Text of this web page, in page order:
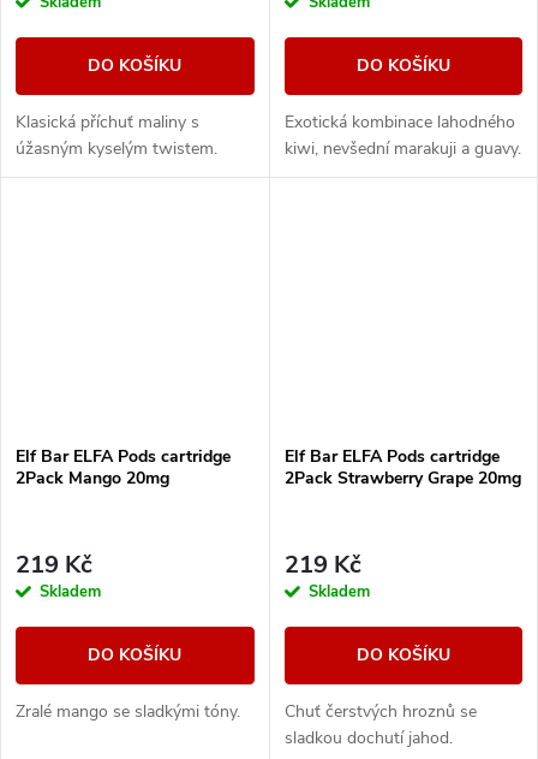
DO KOŠÍKU
Klasická příchuť maliny s
úžasným kyselým twistem.
DO KOŠÍKU
Exotická kombinace lahodného
kiwi, nevšední marakuji a guavy.
Elf Bar ELFA Pods cartridge
2Pack Mango 20mg
219 Kč
Skladem
DO KOŠÍKU
Zralé mango se sladkými tóny.
Elf Bar ELFA Pods cartridge
2Pack Strawberry Grape 20mg
219 Kč
Skladem
DO KOŠÍKU
Chuť čerstvých hroznů se
sladkou dochutí jahod.